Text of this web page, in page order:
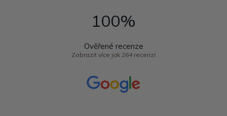
100%
Ověřené recenze
Zobrazit více jak 264 recenzí